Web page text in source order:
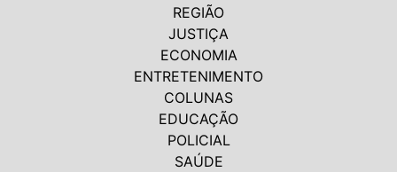
REGIÃO
JUSTIÇA
ECONOMIA
ENTRETENIMENTO
COLUNAS
EDUCAÇÃO
POLICIAL
SAÚDE